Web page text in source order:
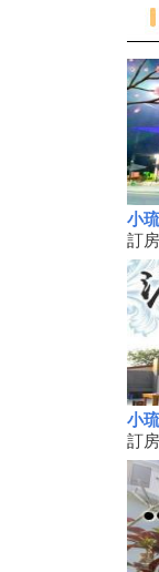
小
訂
小
訂